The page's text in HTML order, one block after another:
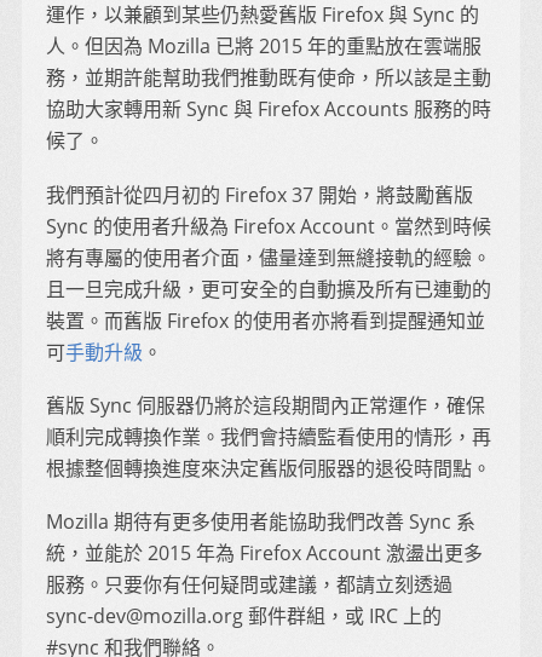
運作，以兼顧到某些仍熱愛舊版 Firefox 與 Sync 的
人。但因為 Mozilla 已將 2015 年的重點放在雲端服
務，並期許能幫助我們推動既有使命，所以該是主動
協助大家轉用新 Sync 與 Firefox Accounts 服務的時
候了。
我們預計從四月初的 Firefox 37 開始，將鼓勵舊版
Sync 的使用者升級為 Firefox Account。當然到時候
將有專屬的使用者介面，儘量達到無縫接軌的經驗。
且一旦完成升級，更可安全的自動擴及所有已連動的
裝置。而舊版 Firefox 的使用者亦將看到提醒通知並
可手動升級 。
舊版 Sync 伺服器仍將於這段期間內正常運作，確保
順利完成轉換作業。我們會持續監看使用的情形，再
根據整個轉換進度來決定舊版伺服器的退役時間點。
Mozilla 期待有更多使用者能協助我們改善 Sync 系
統，並能於 2015 年為 Firefox Account 激盪出更多
服務。只要你有任何疑問或建議，都請立刻透過
sync-dev@mozilla.org 郵件群組，或 IRC 上的
#sync 和我們聯絡。